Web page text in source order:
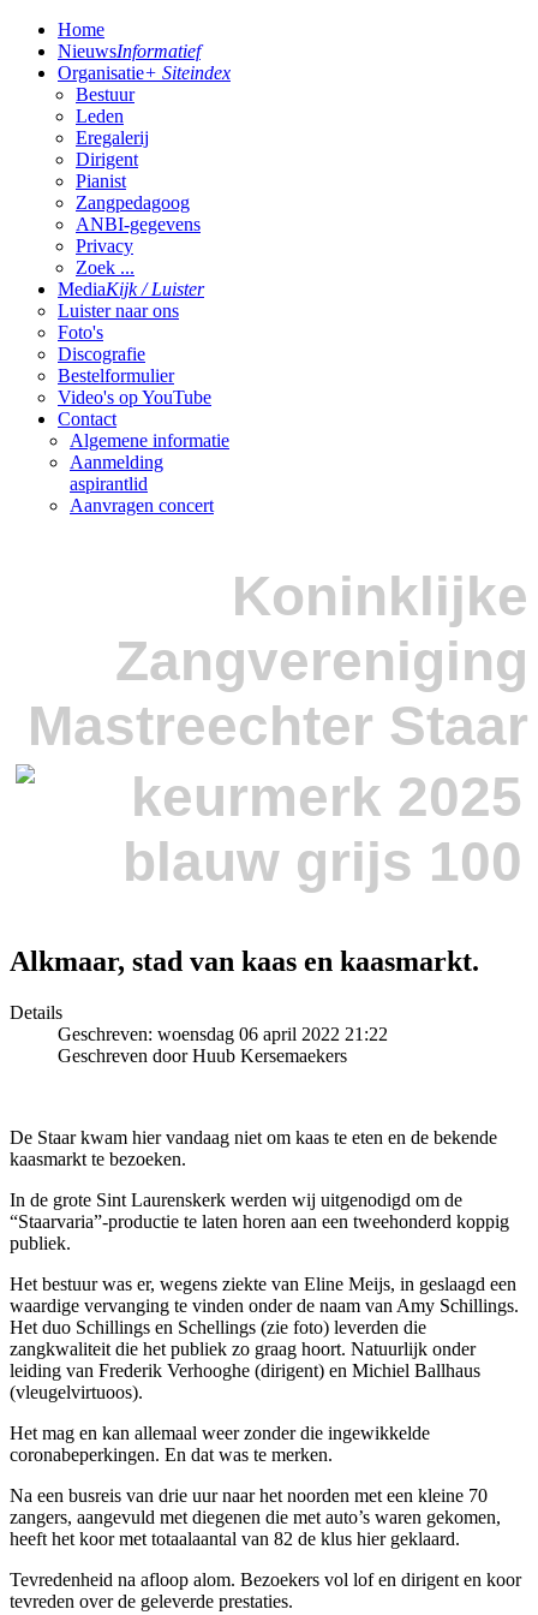
Home
NieuwsInformatief
Organisatie+ Siteindex
Bestuur
Leden
Eregalerij
Dirigent
Pianist
Zangpedagoog
ANBI-gegevens
Privacy
Zoek ...
MediaKijk / Luister
Luister naar ons
Foto's
Discografie
Bestelformulier
Video's op YouTube
Contact
Algemene informatie
Aanmelding
aspirantlid
Aanvragen concert
Koninklijke
Zangvereniging
Mastreechter Staar
Alkmaar, stad van kaas en kaasmarkt.
Details
Geschreven: woensdag 06 april 2022 21:22
Geschreven door Huub Kersemaekers
De Staar kwam hier vandaag niet om kaas te eten en de bekende
kaasmarkt te bezoeken.
In de grote Sint Laurenskerk werden wij uitgenodigd om de
“Staarvaria”-productie te laten horen aan een tweehonderd koppig
publiek.
Het bestuur was er, wegens ziekte van Eline Meijs, in geslaagd een
waardige vervanging te vinden onder de naam van Amy Schillings.
Het duo Schillings en Schellings (zie foto) leverden die
zangkwaliteit die het publiek zo graag hoort. Natuurlijk onder
leiding van Frederik Verhooghe (dirigent) en Michiel Ballhaus
(vleugelvirtuoos).
Het mag en kan allemaal weer zonder die ingewikkelde
coronabeperkingen. En dat was te merken.
Na een busreis van drie uur naar het noorden met een kleine 70
zangers, aangevuld met diegenen die met auto’s waren gekomen,
heeft het koor met totaalaantal van 82 de klus hier geklaard.
Tevredenheid na afloop alom. Bezoekers vol lof en dirigent en koor
tevreden over de geleverde prestaties.